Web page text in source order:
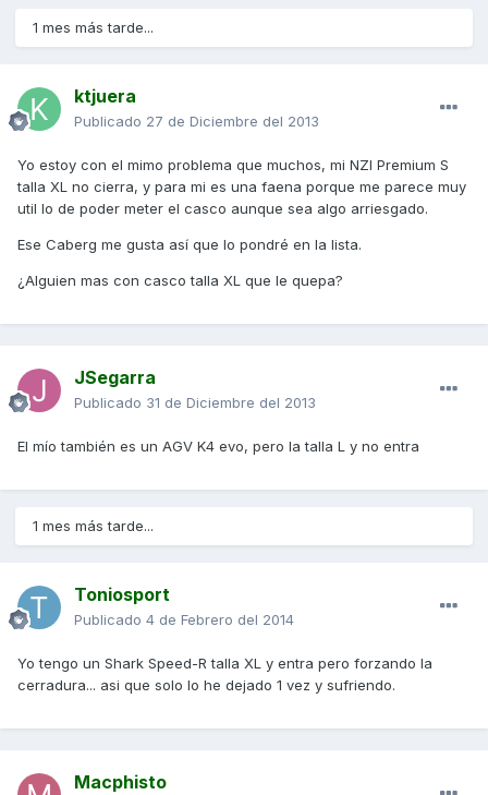
1 mes más tarde...
ktjuera
Publicado 27 de Diciembre del 2013
Yo estoy con el mimo problema que muchos, mi NZI Premium S
talla XL no cierra, y para mi es una faena porque me parece muy
util lo de poder meter el casco aunque sea algo arriesgado.
Ese Caberg me gusta así que lo pondré en la lista.
¿Alguien mas con casco talla XL que le quepa?
JSegarra
Publicado 31 de Diciembre del 2013
El mío también es un AGV K4 evo, pero la talla L y no entra
1 mes más tarde...
Toniosport
Publicado 4 de Febrero del 2014
Yo tengo un Shark Speed-R talla XL y entra pero forzando la
cerradura... asi que solo lo he dejado 1 vez y sufriendo.
Macphisto